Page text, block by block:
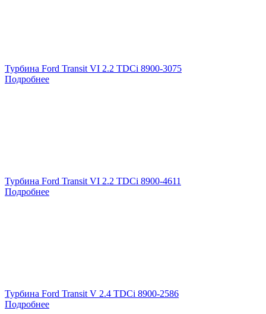
Турбина Ford Transit VI 2.2 TDCi 8900-3075
Подробнее
Турбина Ford Transit VI 2.2 TDCi 8900-4611
Подробнее
Турбина Ford Transit V 2.4 TDCi 8900-2586
Подробнее